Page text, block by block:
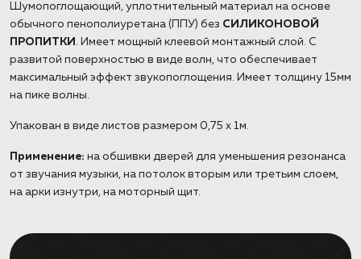
Шумопоглощающий, уплотнительный материал на основе
обычного пенополиуретана (ППУ) без СИЛИКОНОВОЙ
ПРОПИТКИ . Имеет мощный клеевой монтажный слой. С
развитой поверхностью в виде волн, что обеспечивает
максимальный эффект звукопоглощения. Имеет толщину 15мм
на пике волны.
Упакован в виде листов размером 0,75 х 1м.
Применение: на обшивки дверей для уменьшения резонанса
от звучания музыки, на потолок вторым или третьим слоем,
на арки изнутри, на моторный щит.